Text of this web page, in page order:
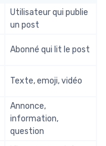
Utilisateur qui publie
un post
Abonné qui lit le post
Texte, emoji, vidéo
Annonce,
information,
question